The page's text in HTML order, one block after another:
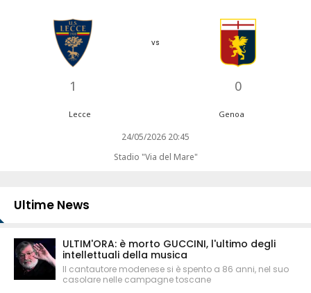
1
vs
0
Lecce Genoa
24/05/2026 20:45
Stadio "Via del Mare"
Ultime News
ULTIM'ORA: è morto GUCCINI, l'ultimo degli
intellettuali della musica
Il cantautore modenese si è spento a 86 anni, nel suo
casolare nelle campagne toscane